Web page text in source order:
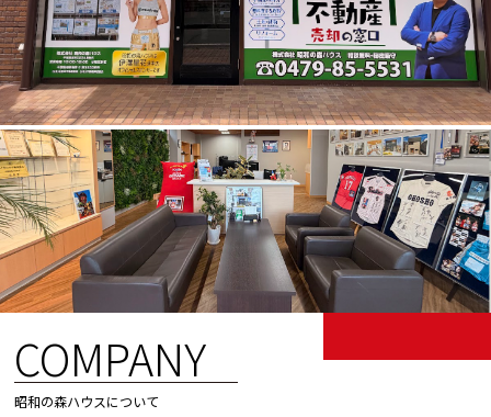
COMPANY
昭和の森ハウスについて